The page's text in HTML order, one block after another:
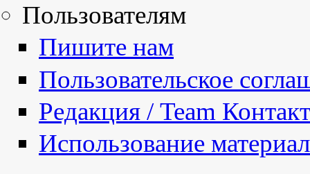
Пользователям
Пишите нам
Пользовательское
Редакция / Team
Использование